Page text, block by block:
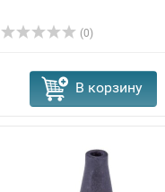
(0)
В корзину